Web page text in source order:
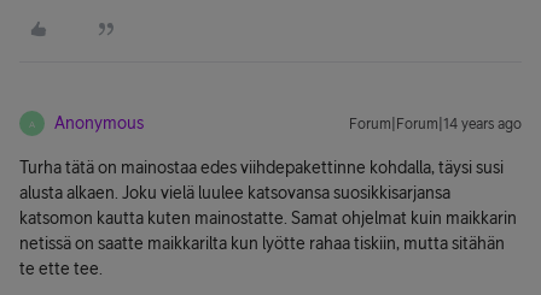
A Anonymous Forum|Forum|14 years ago
Turha tätä on mainostaa edes viihdepakettinne kohdalla, täysi susi
alusta alkaen. Joku vielä luulee katsovansa suosikkisarjansa
katsomon kautta kuten mainostatte. Samat ohjelmat kuin maikkarin
netissä on saatte maikkarilta kun lyötte rahaa tiskiin, mutta sitähän
te ette tee.